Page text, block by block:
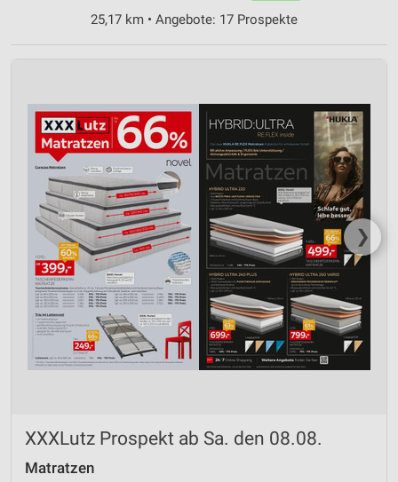
25,17 km • Angebote: 17 Prospekte
❯
XXXLutz Prospekt ab Sa. den 08.08.
Matratzen